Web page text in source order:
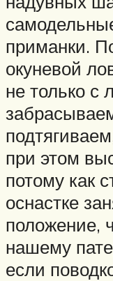
приманки.
окуневой
не только с
при этом
потому как
оснастке
положение,
нашему
если